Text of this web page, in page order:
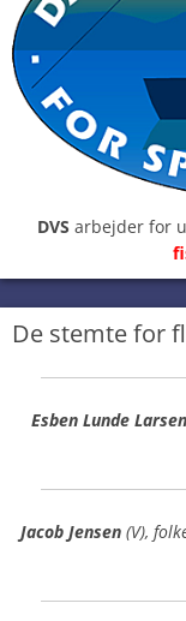
DVS arbejder for
De stemte for
Esben Lunde Larsen
Jacob Jensen(V),